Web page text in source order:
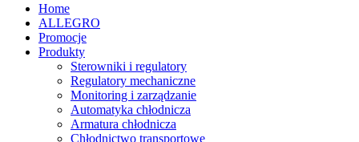
Home
ALLEGRO
Promocje
Produkty
Sterowniki i regulatory
Regulatory mechaniczne
Monitoring i zarządzanie
Automatyka chłodnicza
Armatura chłodnicza
Chłodnictwo transportowe